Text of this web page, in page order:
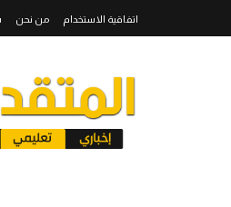
اتفاقية الاستخدام من نحن